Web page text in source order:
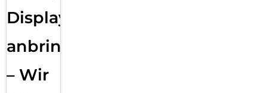
Displayfolie
anbringen
– Wir